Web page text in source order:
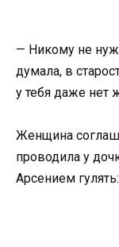
— Никому не
думала, в
у тебя даже нет
Женщина
проводила у
Арсением гулять: